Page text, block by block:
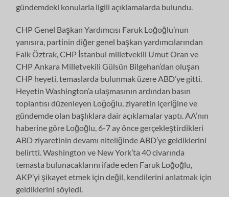
gündemdeki konularla ilgili açıklamalarda bulundu.
CHP Genel Başkan Yardımcısı Faruk Loğoğlu’nun
yanısıra, partinin diğer genel başkan yardımcılarından
Faik Öztrak, CHP İstanbul milletvekili Umut Oran ve
CHP Ankara Milletvekili Gülsün Bilgehan’dan oluşan
CHP heyeti, temaslarda bulunmak üzere ABD’ye gitti.
Heyetin Washington’a ulaşmasının ardından basın
toplantısı düzenleyen Loğoğlu, ziyaretin içeriğine ve
gündemde olan başlıklara dair açıklamalar yaptı. AA’nın
haberine göre Loğoğlu, 6-7 ay önce gerçekleştirdikleri
ABD ziyaretinin devamı niteliğinde ABD’ye geldiklerini
belirtti. Washington ve New York’ta 40 civarında
temasta bulunacaklarını ifade eden Faruk Loğoğlu,
AKP’yi şikayet etmek için değil, kendilerini anlatmak için
geldiklerini söyledi.